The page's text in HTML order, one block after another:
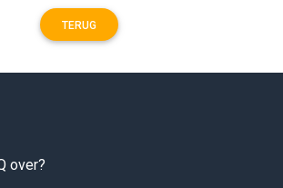
TERUG
over?